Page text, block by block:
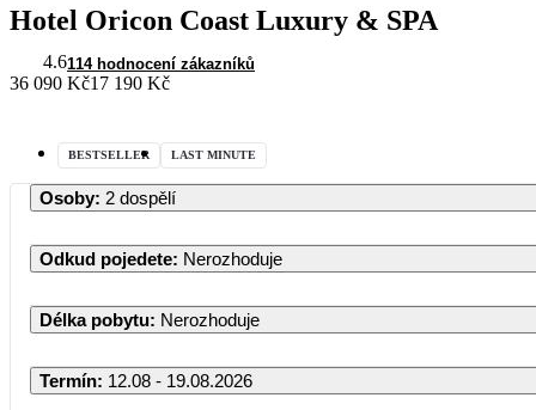
Hotel Oricon Coast Luxury & SPA
4.6114 hodnocení zákazníků
36 090 Kč17 190 Kč
BESTSELLER LAST MINUTE
Osoby: 2 dospělí
Odkud pojedete: Nerozhoduje
Délka pobytu: Nerozhoduje
Termín: 12.08 - 19.08.2026